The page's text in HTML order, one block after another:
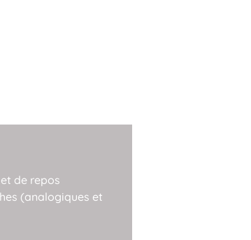
de repos
(analogiques et